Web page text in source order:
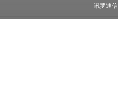
讯罗通信|